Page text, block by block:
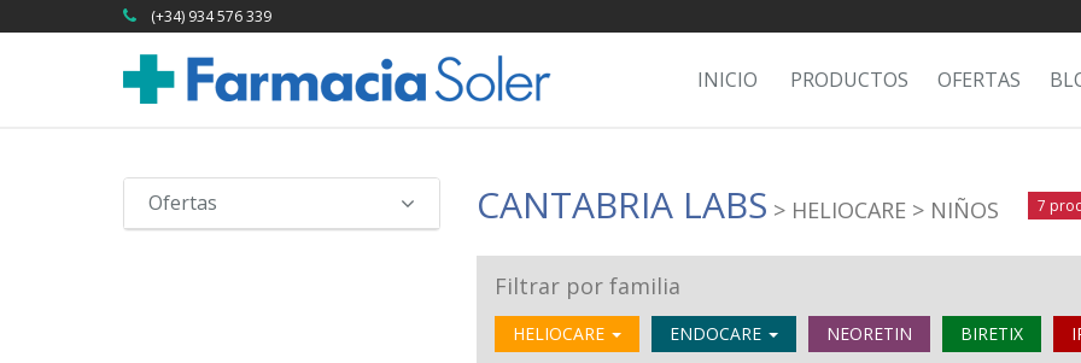
(+34) 934 576 339
INICIO PRODUCTOS OFERTAS
Ofertas CANTABRIA LABS > HELIOCARE> NIÑOS 7
Filtrar por familia
HELIOCARE ENDOCARE NEORETIN BIRETIX